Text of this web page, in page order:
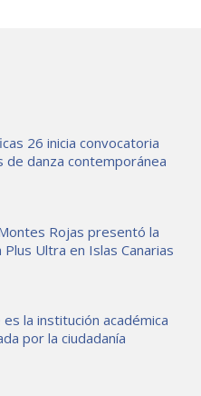
26 inicia convocatoria
de danza contemporánea
Rojas presentó la
Ultra en Islas Canarias
es la institución académica
por la ciudadanía